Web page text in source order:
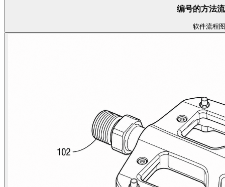
编号的方法
软件流程图